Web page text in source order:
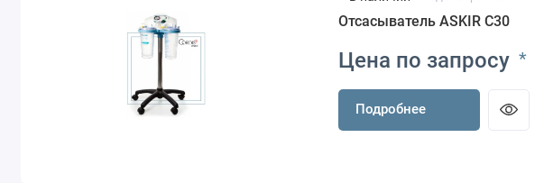
Отсасыватель ASKIR C30
Цена по запросу *
Подробнее